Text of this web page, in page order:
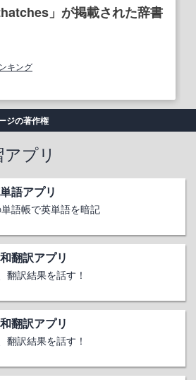
」が掲載された辞書
キング
ジの著作権
プリ
語アプリ
語帳で英単語を暗記
翻訳アプリ
翻訳結果を話す！
翻訳アプリ
翻訳結果を話す！